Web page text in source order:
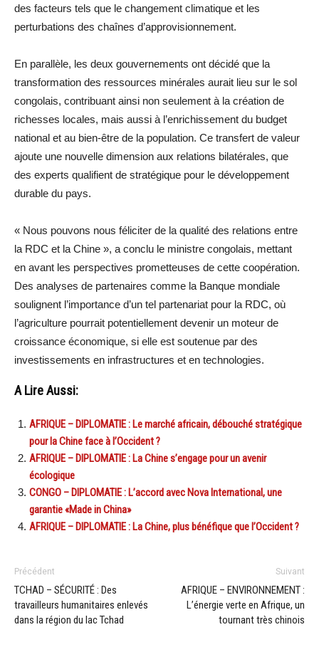
des facteurs tels que le changement climatique et les
perturbations des chaînes d’approvisionnement.
En parallèle, les deux gouvernements ont décidé que la
transformation des ressources minérales aurait lieu sur le sol
congolais, contribuant ainsi non seulement à la création de
richesses locales, mais aussi à l’enrichissement du budget
national et au bien-être de la population. Ce transfert de valeur
ajoute une nouvelle dimension aux relations bilatérales, que
des experts qualifient de stratégique pour le développement
durable du pays.
« Nous pouvons nous féliciter de la qualité des relations entre
la RDC et la Chine », a conclu le ministre congolais, mettant
en avant les perspectives prometteuses de cette coopération.
Des analyses de partenaires comme la Banque mondiale
soulignent l’importance d’un tel partenariat pour la RDC, où
l’agriculture pourrait potentiellement devenir un moteur de
croissance économique, si elle est soutenue par des
investissements en infrastructures et en technologies.
A Lire Aussi:
AFRIQUE – DIPLOMATIE : Le marché africain, débouché stratégique
pour la Chine face à l’Occident ?
AFRIQUE – DIPLOMATIE : La Chine s’engage pour un avenir
écologique
CONGO – DIPLOMATIE : L’accord avec Nova International, une
garantie «Made in China»
AFRIQUE – DIPLOMATIE : La Chine, plus bénéfique que l’Occident ?
Précédent
TCHAD – SÉCURITÉ : Des
travailleurs humanitaires enlevés
dans la région du lac Tchad
Suivant
AFRIQUE – ENVIRONNEMENT :
L’énergie verte en Afrique, un
tournant très chinois